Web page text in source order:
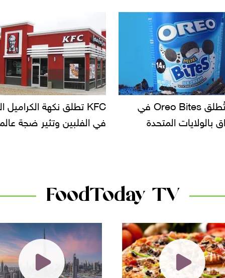
KFC تطلق نكهة الكراميل المملح
وتثير ضجة عالمية
دعوات للتحقيق في أسباب
سحب بعض ألبان
FoodToday TV